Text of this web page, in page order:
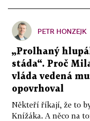
PETR HONZEJK
„Prolhaný
stáda“. Proč
vláda vedená
opovrhoval
Někteří říkají, že to
Knížáka. A něco na